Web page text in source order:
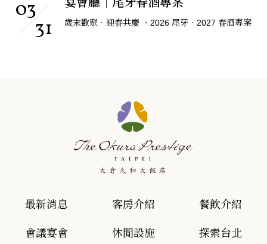
03
31 歲末歡聚．迎春共慶 、2026 尾牙．2027 春酒專案
最新消息 客房介紹 餐飲介紹
會議宴會 休閒設施 探索台北